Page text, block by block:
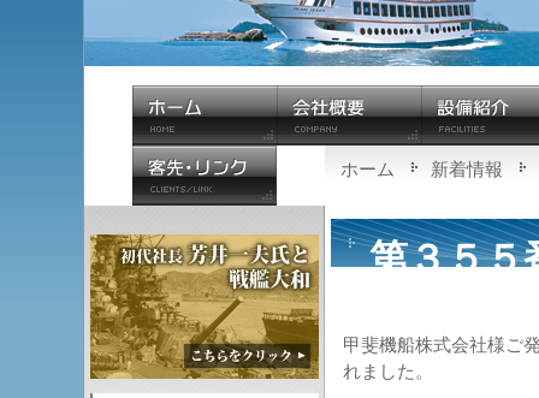
ホーム 新着情報
第３５５
甲斐機船株式会社様ご
れました。